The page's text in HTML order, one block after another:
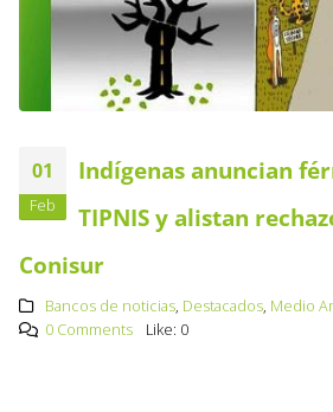
01
Feb
Indígenas anuncian
TIPNIS y alistan
Conisur
Bancos de noticias, Destacados, Medio
0 Comments
Like: 0